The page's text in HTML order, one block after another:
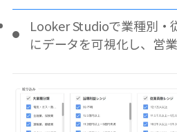
Looker Studioで業種別・
にデータを可視化し、営